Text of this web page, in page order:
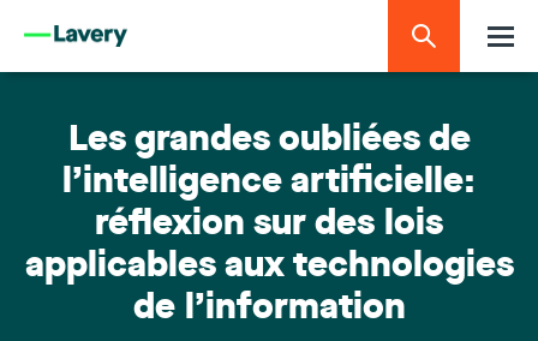
Les grandes oubliées de
l’intelligence artificielle:
réflexion sur des lois
applicables aux technologies
de l’information